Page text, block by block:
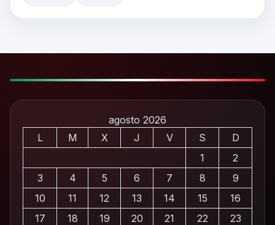
agosto 2026
L
M X J V S
D
1
2
3
4 5 6 7 8
9
10
11 12 13 14 15
16
17
18 19 20 21 22
23